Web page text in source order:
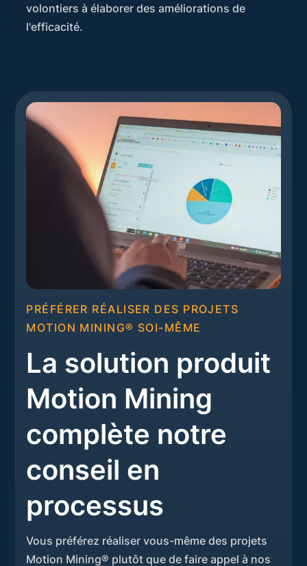
volontiers à élaborer des améliorations de
l'efficacité.
PRÉFÉRER RÉALISER DES PROJETS
MOTION MINING® SOI-MÊME
La solution produit
Motion Mining
complète notre
conseil en
processus
Vous préférez réaliser vous-même des projets
Motion Mining® plutôt que de faire appel à nos